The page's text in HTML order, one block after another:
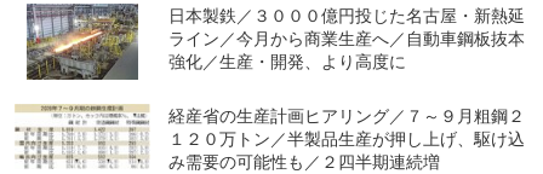
日本製鉄／３０００億円投じた名古屋・新熱延
ライン／今月から商業生産へ／自動車鋼板抜本
強化／生産・開発、より高度に
経産省の生産計画ヒアリング／７～９月粗鋼２
１２０万トン／半製品生産が押し上げ、駆け込
み需要の可能性も／２四半期連続増